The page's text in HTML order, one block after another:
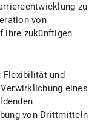
zu
von
ihre zukünftigen
Flexibilität und
eines
von Drittmitteln